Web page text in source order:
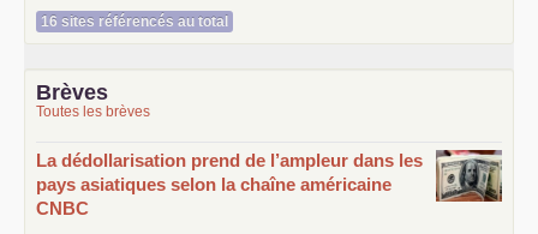
16 sites référencés au total
Brèves
Toutes les brèves
La dédollarisation prend de l’ampleur dans les
pays asiatiques selon la chaîne américaine
CNBC